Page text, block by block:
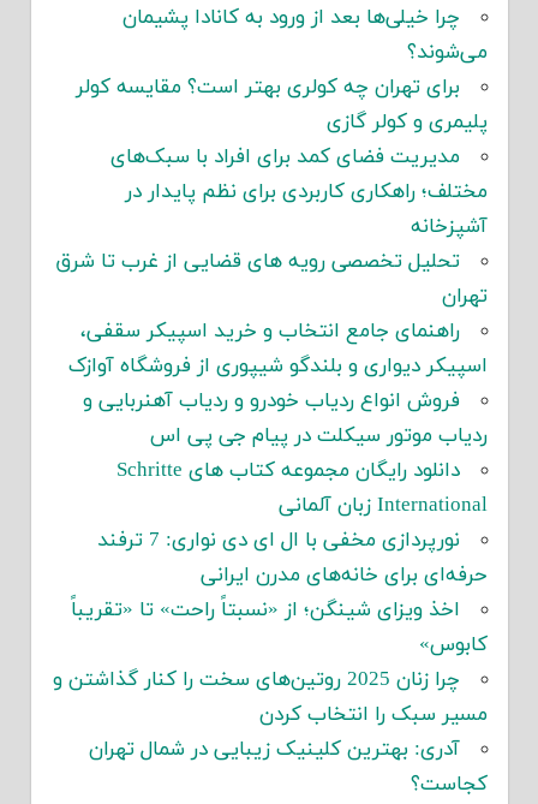
چرا خیلی‌ها بعد از ورود به کانادا پشیمان
می‌شوند؟
برای تهران چه کولری بهتر است؟ مقایسه کولر
پلیمری و کولر گازی
مدیریت فضای کمد برای افراد با سبک‌های
مختلف؛ راهکاری کاربردی برای نظم پایدار در
آشپزخانه
تحلیل تخصصی رویه های قضایی از غرب تا شرق
تهران
راهنمای جامع انتخاب و خرید اسپیکر سقفی،
اسپیکر دیواری و بلندگو شیپوری از فروشگاه آوازک
فروش انواع ردیاب خودرو و ردیاب آهنربایی و
ردیاب موتور سیکلت در پیام جی پی اس
دانلود رایگان مجموعه کتاب های Schritte
International زبان آلمانی
نورپردازی مخفی با ال ای دی نواری: 7 ترفند
حرفه‌ای برای خانه‌های مدرن ایرانی
اخذ ویزای شینگن؛ از «نسبتاً راحت» تا «تقریباً
کابوس»
چرا زنان 2025 روتین‌های سخت را کنار گذاشتن و
مسیر سبک را انتخاب کردن
آدری: بهترین کلینیک زیبایی در شمال تهران
کجاست؟